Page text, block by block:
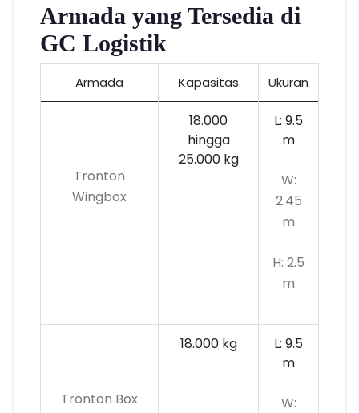
Armada yang Tersedia di
GC Logistik
Armada Kapasitas Ukuran
Tronton
Wingbox
18.000
hingga
25.000 kg
L: 9.5
m
W:
2.45
m
H: 2.5
m
Tronton Box
18.000 kg
L: 9.5
m
W: